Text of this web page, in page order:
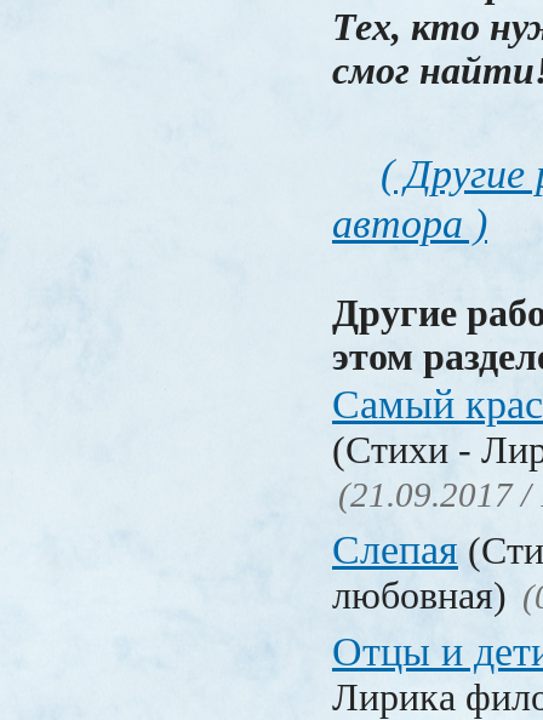
Тех, кто
смог
(
автора )
Другие
этом
Самый
(Стихи -
(21.09.2017 /
Слепая
любовная)
Отцы и
Лирика